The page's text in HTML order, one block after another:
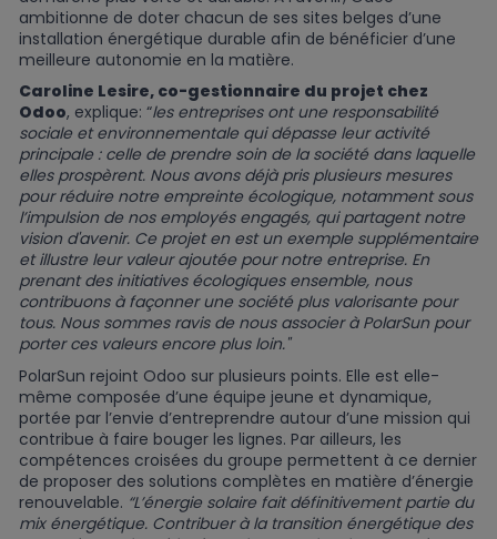
ambitionne de doter chacun de ses sites belges d’une
installation énergétique durable afin de bénéficier d’une
meilleure autonomie en la matière.
Caroline Lesire, co-gestionnaire du projet chez
Odoo, explique: “les entreprises ont une responsabilité
sociale et environnementale qui dépasse leur activité
principale : celle de prendre soin de la société dans laquelle
elles prospèrent. Nous avons déjà pris plusieurs mesures
pour réduire notre empreinte écologique, notamment sous
l’impulsion de nos employés engagés, qui partagent notre
vision d'avenir. Ce projet en est un exemple supplémentaire
et illustre leur valeur ajoutée pour notre entreprise. En
prenant des initiatives écologiques ensemble, nous
contribuons à façonner une société plus valorisante pour
tous. Nous sommes ravis de nous associer à PolarSun pour
porter ces valeurs encore plus loin."
PolarSun rejoint Odoo sur plusieurs points. Elle est elle-
même composée d’une équipe jeune et dynamique,
portée par l’envie d’entreprendre autour d’une mission qui
contribue à faire bouger les lignes. Par ailleurs, les
compétences croisées du groupe permettent à ce dernier
de proposer des solutions complètes en matière d’énergie
renouvelable. “L’énergie solaire fait définitivement partie du
mix énergétique. Contribuer à la transition énergétique des